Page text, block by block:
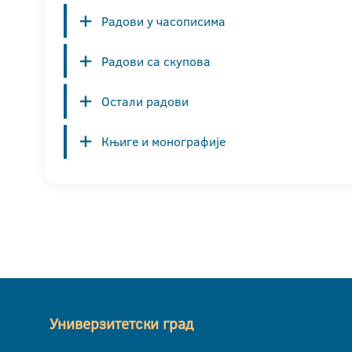
Радови у часописима
Радови са скупова
Остали радови
Књиге и монографије
Универзитетски град